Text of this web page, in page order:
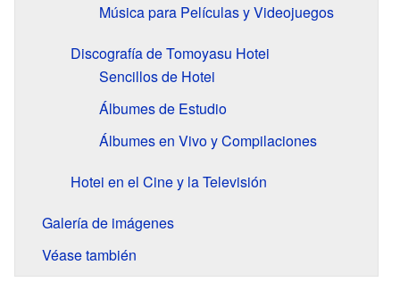
Música para Películas y Videojuegos
Discografía de Tomoyasu Hotei
Sencillos de Hotei
Álbumes de Estudio
Álbumes en Vivo y Compilaciones
Hotei en el Cine y la Televisión
Galería de imágenes
Véase también